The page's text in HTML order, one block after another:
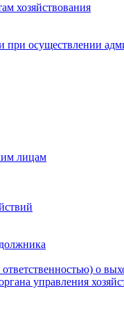
хозяйствования
осуществлении
лицам
о
управления